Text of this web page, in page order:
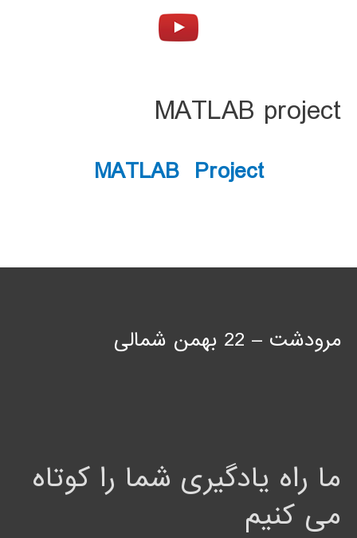
MATLAB project
MATLAB Project
مرودشت – 22 بهمن شمالی
ما راه یادگیری شما را کوتاه
می کنیم